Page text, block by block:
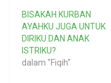
BISAKAH KURBAN
AYAHKU JUGA UNTUK
DIRIKU DAN ANAK
ISTRIKU?
dalam "Fiqih"